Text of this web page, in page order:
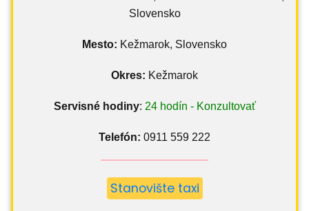
Slovensko
Mesto: Kežmarok, Slovensko
Okres: Kežmarok
Servisné hodiny: 24 hodín - Konzultovať
Telefón: 0911 559 222
Stanovište taxi